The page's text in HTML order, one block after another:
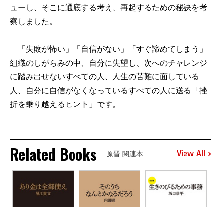
ューし、そこに通底する考え、再起するための秘訣を考
察しました。
「失敗が怖い」「自信がない」「すぐ諦めてしまう」
組織のしがらみの中、自分に失望し、次へのチャレンジ
に踏み出せないすべての人、人生の苦難に面している
人、自分に自信がなくなっているすべての人に送る「挫
折を乗り越えるヒント」です。
Related Books 原晋 関連本 View All